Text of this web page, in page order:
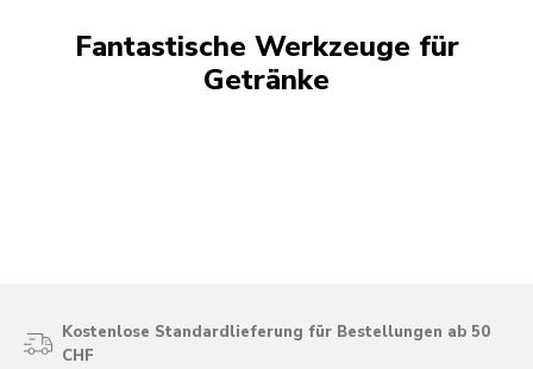
Fantastische Werkzeuge für
Getränke
Kostenlose Standardlieferung für Bestellungen ab 50
CHF